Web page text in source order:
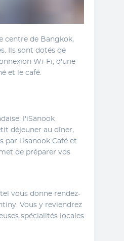
centre de Bangkok,
Ils sont dotés de
Wi-Fi, d'une
et le café.
l'iSanook
déjeuner au dîner,
par l'Isanook Café et
de préparer vos
vous donne rendez-
Vous y reviendrez
spécialités locales